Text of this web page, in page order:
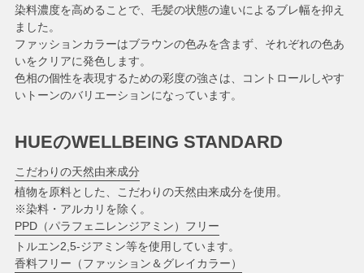
染料濃度を高めることで、毛髪の状態の違いによるブレ幅を抑え
ました。
ファッションカラーはブラウンの色みを含まず、それぞれの色あ
いをクリアに発色します。
色相の個性を表現するための彩度の強さは、コントロールしやす
いトーンのバリエーションになっています。
HUEのWELLBEING STANDARD
こだわりの天然由来成分
植物を原料とした、こだわりの天然由来成分を使用。
※染料・アルカリを除く。
PPD（パラフェニレンジアミン）フリー
トルエン2,5-ジアミン等を使用しています。
香料フリー（ファッション＆グレイカラー）